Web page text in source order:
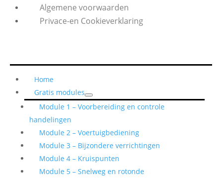
Algemene voorwaarden
Privace-en Cookieverklaring
Home
Gratis modules
Module 1 – Voorbereiding en controle
handelingen
Module 2 – Voertuigbediening
Module 3 – Bijzondere verrichtingen
Module 4 – Kruispunten
Module 5 – Snelweg en rotonde